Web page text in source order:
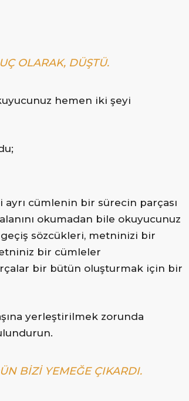
OLARAK, DÜŞTÜ.
hemen iki şeyi
ayrı cümlenin bir sürecin parçası
okumadan bile okuyucunuz
sözcükleri, metninizi bir
bir cümleler
bir bütün oluşturmak için bir
yerleştirilmek zorunda
BIZI YEMEĞE ÇIKARDI.